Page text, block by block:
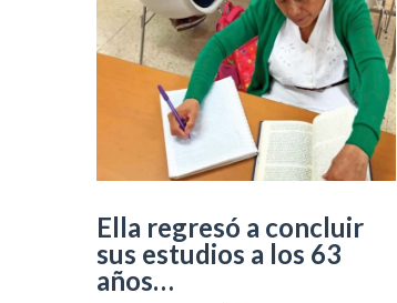
Ella regresó a concluir
sus estudios a los 63
años…